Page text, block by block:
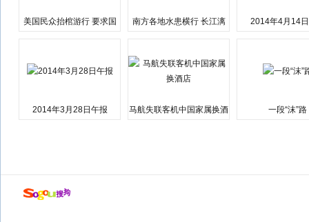
美国民众抬棺游行 要求国
南方各地水患横行 长江漓
2014年4月14
2014年3月28日午报
马航失联客机中国家属换酒
一段“沫”路